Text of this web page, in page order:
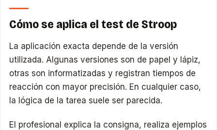
Cómo se aplica el test de Stroop
La aplicación exacta depende de la versión
utilizada. Algunas versiones son de papel y lápiz,
otras son informatizadas y registran tiempos de
reacción con mayor precisión. En cualquier caso,
la lógica de la tarea suele ser parecida.
El profesional explica la consigna, realiza ejemplos